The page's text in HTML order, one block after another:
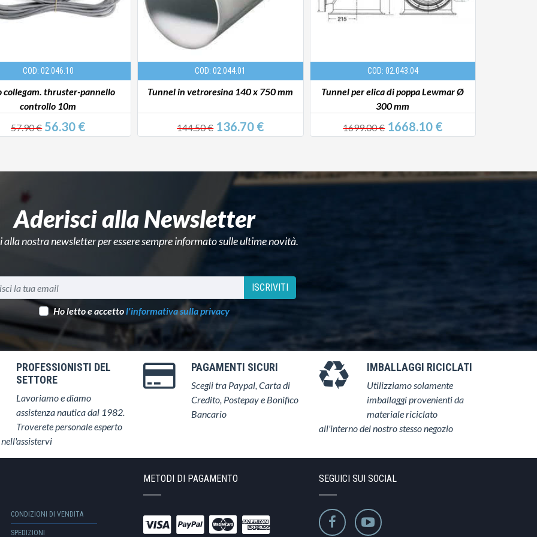
COD: 02.046.10
collegam. thruster-pannello
controllo 10m
57.90 €56.30 €
COD: 02.044.01
Tunnel in vetroresina 140 x 750 mm
144.50 €136.70 €
COD: 02.043.04
Tunnel per elica di poppa Lewmar Ø
300 mm
1699.00 €1668.10 €
Aderisci alla Newsletter
alla nostra newsletter per essere sempre informato sulle ultime novità.
ISCRIVITI
Ho letto e accettol'informativa sulla privacy
PROFESSIONISTI DEL
SETTORE
Lavoriamo e diamo
assistenza nautica dal 1982.
Troverete personale esperto
PAGAMENTI SICURI
Scegli tra Paypal, Carta di
Credito, Postepay e Bonifico
Bancario
IMBALLAGGI RICICLATI
Utilizziamo solamente
imballaggi provenienti da
materiale riciclato
all'interno del nostro stesso negozio
CONDIZIONI DI VENDITA
SPEDIZIONI
METODI DI PAGAMENTO SEGUICI SUI SOCIAL